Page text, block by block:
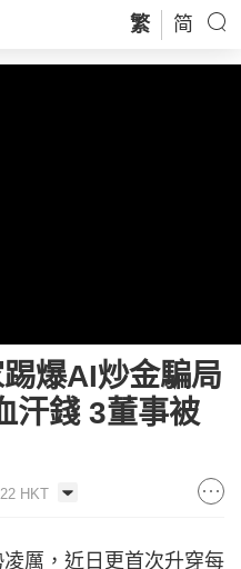
繁 简
爆AI炒金騙局
汗錢 3董事被
HKT
厲，近日更首次升穿每